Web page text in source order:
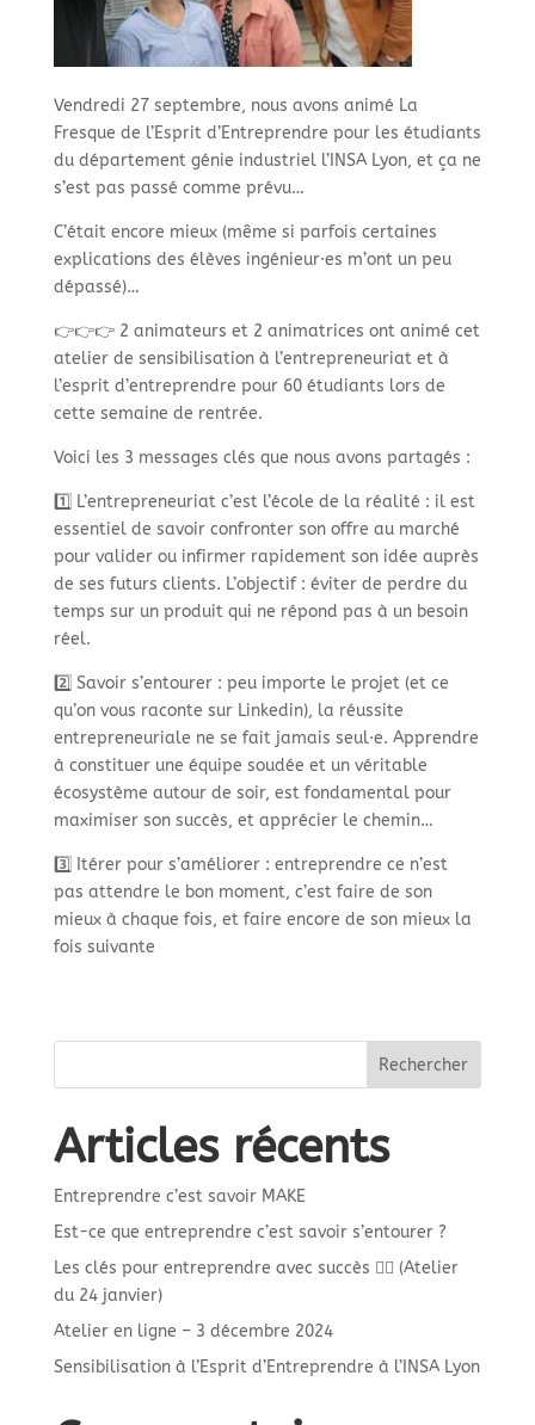
Vendredi 27 septembre, nous avons animé La
Fresque de l’Esprit d’Entreprendre pour les étudiants
du département génie industriel l’INSA Lyon, et ça ne
s’est pas passé comme prévu…
C’était encore mieux (même si parfois certaines
explications des élèves ingénieur·es m’ont un peu
dépassé)…
👉👉👉 2 animateurs et 2 animatrices ont animé cet
atelier de sensibilisation à l’entrepreneuriat et à
l’esprit d’entreprendre pour 60 étudiants lors de
cette semaine de rentrée.
Voici les 3 messages clés que nous avons partagés :
1️⃣ L’entrepreneuriat c’est l’école de la réalité : il est
essentiel de savoir confronter son offre au marché
pour valider ou infirmer rapidement son idée auprès
de ses futurs clients. L’objectif : éviter de perdre du
temps sur un produit qui ne répond pas à un besoin
réel.
2️⃣ Savoir s’entourer : peu importe le projet (et ce
qu’on vous raconte sur Linkedin), la réussite
entrepreneuriale ne se fait jamais seul·e. Apprendre
à constituer une équipe soudée et un véritable
écosystème autour de soir, est fondamental pour
maximiser son succès, et apprécier le chemin…
3️⃣ Itérer pour s’améliorer : entreprendre ce n’est
pas attendre le bon moment, c’est faire de son
mieux à chaque fois, et faire encore de son mieux la
fois suivante
Rechercher
Articles récents
Entreprendre c’est savoir MAKE
Est-ce que entreprendre c’est savoir s’entourer ?
Les clés pour entreprendre avec succès 🚴‍♀️ (Atelier
du 24 janvier)
Atelier en ligne – 3 décembre 2024
Sensibilisation à l’Esprit d’Entreprendre à l’INSA Lyon